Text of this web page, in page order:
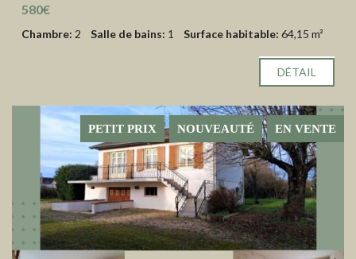
580€
Chambre: 2 Salle de bains: 1 Surface habitable: 64,15 m²
DÉTAIL
EN VENTE
NOUVEAUTÉ
PETIT PRIX